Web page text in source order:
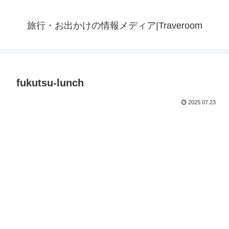
旅行・お出かけの情報メディア|Traveroom
fukutsu-lunch
2025.07.23